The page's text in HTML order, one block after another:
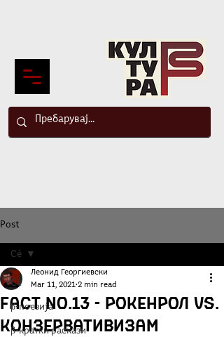
Post
Сè
β-поезија
β-кратки раскази
Сè
FACT NO.13 - Рокенрол VS.
Конзервативизам
Леонид Георгиевски
Mar 11, 2021 2 min read